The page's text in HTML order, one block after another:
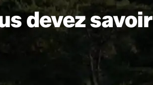
devez savoir